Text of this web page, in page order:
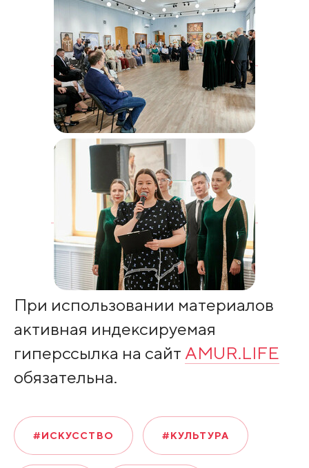
При использовании материалов
активная индексируемая
гиперссылка на сайт AMUR.LIFE
обязательна.
#ИСКУССТВО #КУЛЬТУРА